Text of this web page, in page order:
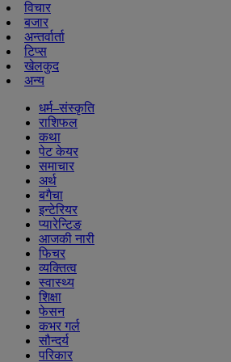
विचार
बजार
अन्तर्वार्ता
टिप्स
खेलकुद
अन्य
धर्म–संस्कृति
राशिफल
कथा
पेट केयर
समाचार
अर्थ
बगैचा
इन्टेरियर
प्यारेन्टिङ
आजकी नारी
फिचर
व्यक्तित्व
स्वास्थ्य
शिक्षा
फेसन
कभर गर्ल
सौन्दर्य
परिकार